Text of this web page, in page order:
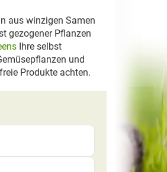
aus winzigen Samen
gezogener Pflanzen
Ihre selbst
und
Produkte achten.